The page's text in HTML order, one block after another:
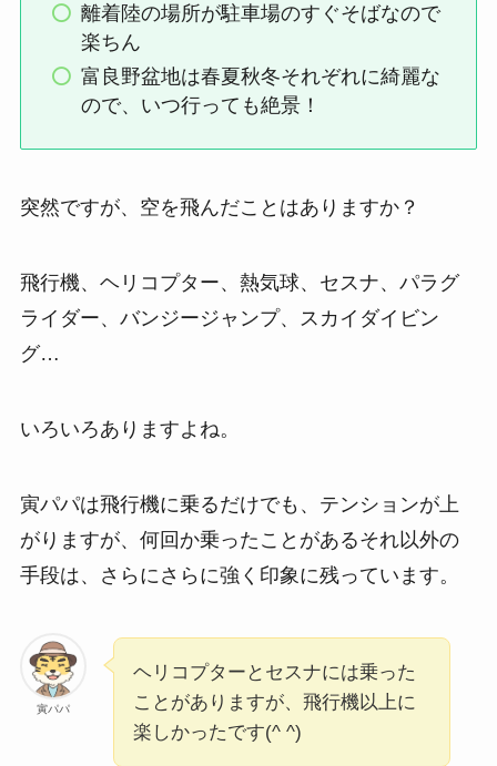
離着陸の場所が駐車場のすぐそばなので
楽ちん
富良野盆地は春夏秋冬それぞれに綺麗な
ので、いつ行っても絶景！
突然ですが、空を飛んだことはありますか？
飛行機、ヘリコプター、熱気球、セスナ、パラグ
ライダー、バンジージャンプ、スカイダイビン
グ…
いろいろありますよね。
寅パパは飛行機に乗るだけでも、テンションが上
がりますが、何回か乗ったことがあるそれ以外の
手段は、さらにさらに強く印象に残っています。
寅パパ
ヘリコプターとセスナには乗った
ことがありますが、飛行機以上に
楽しかったです(^ ^)